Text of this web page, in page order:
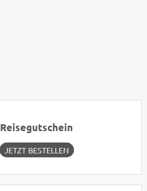
Reisegutschein
JETZT BESTELLEN